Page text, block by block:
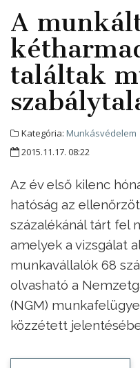
A
találtak
Kategória: Munkásvédelem
2015.11.17. 08:22
Az év első kilenc
hatóság az
százalékánál tárt fel
amelyek a vizsgálat
munkavállalók 68
olvasható a
(NGM)
közzétett